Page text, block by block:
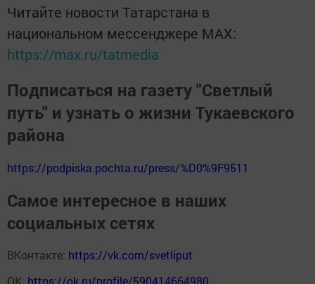
Читайте новости Татарстана в
национальном мессенджере MАХ:
https://max.ru/tatmedia
Подписаться на газету "Светлый
путь" и узнать о жизни Тукаевского
района
https://podpiska.pochta.ru/press/%D0%9F9511
Самое интересное в наших
социальных сетях
ВКонтакте: https://vk.com/svetliput